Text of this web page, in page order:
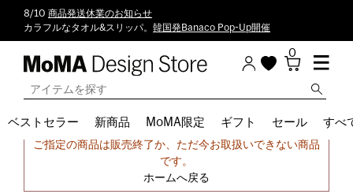
8/10 商品発送休業のお知らせ
カラフルなタオル&スリッパ。 韓国発Banaco Pop-Up開催
0
ベストセラー 新商品 MoMA限定 ギフト セール すべ
申し訳ございません。
ご指定の商品は販売終了か、ただ今お取扱いできない商品
です。
ホームへ戻る